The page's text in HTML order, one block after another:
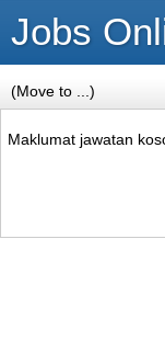
Jobs
Maklumat jawatan